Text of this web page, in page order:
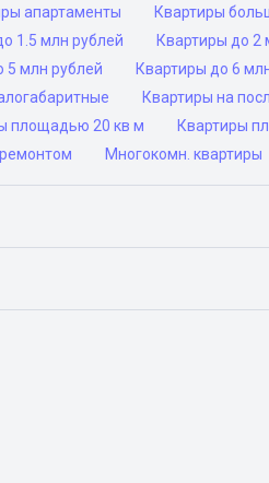
апартаменты Квартиры
1.5 млн рублей Квартиры до 2
5 млн рублей Квартиры до 6
Квартиры на
площадью 20 кв м Квартиры
Многокомн. квартиры